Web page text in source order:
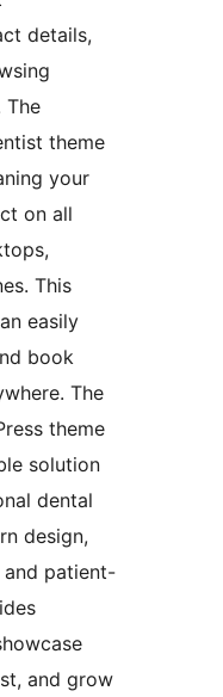
details,
The
theme
your
on all
This
easily
book
The
theme
solution
dental
design,
and patient-
and grow